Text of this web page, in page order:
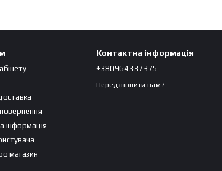
інформація
магазин
Контактна інформація
+380964337375
Передзвонити вам?